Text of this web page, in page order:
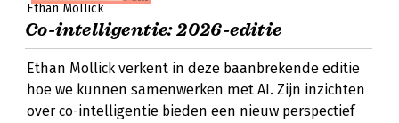
Ethan Mollick
Co-intelligentie: 2026-editie
Ethan Mollick verkent in deze baanbrekende editie
hoe we kunnen samenwerken met AI. Zijn inzichten
over co-intelligentie bieden een nieuw perspectief